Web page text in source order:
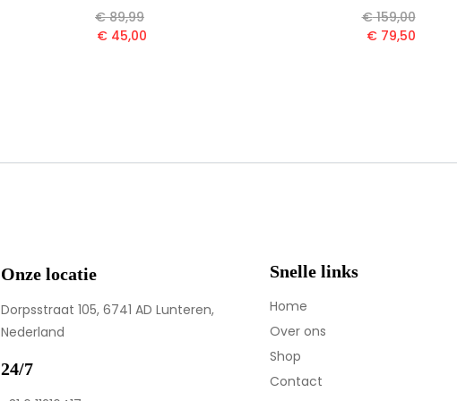
€89,99
€ 45,00
€159,00
€79,50
Onze locatie
Dorpsstraat 105, 6741 AD Lunteren,
Nederland
24/7
Snelle links
Home
Over ons
Shop
Contact